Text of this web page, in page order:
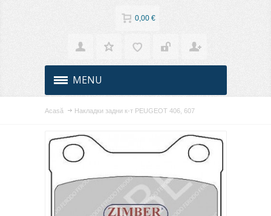
0,00 €
MENU
Acasă Накладки задни к-т PEUGEOT 406, 607